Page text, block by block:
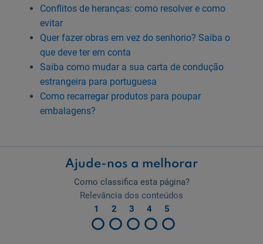
Conflitos de heranças: como resolver e como
evitar
Quer fazer obras em vez do senhorio? Saiba o
que deve ter em conta
Saiba como mudar a sua carta de condução
estrangeira para portuguesa
Como recarregar produtos para poupar
embalagens?